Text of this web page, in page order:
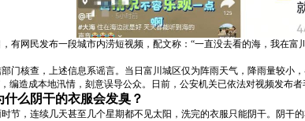
有网民发布一段城市内涝短视频，配文称：“一直没去看的海，我在
门核查，上述信息系谣言。当日富川城区仅为阵雨天气，降雨量较小
编造成本地汛情，刻意误导公众。日前，公安机关已依法对视频发布
什么阴干的衣服会发臭？
节，连续几天甚至几个星期都不见太阳，洗完的衣服只能阴干。阴干